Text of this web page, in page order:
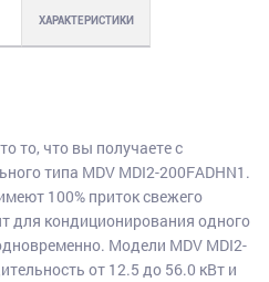
ХАРАКТЕРИСТИКИ
то, что вы получаете с
типа MDV MDI2-200FADHN1.
100% приток свежего
для кондиционирования одного
Модели MDV MDI2-
от 12.5 до 56.0 кВт и